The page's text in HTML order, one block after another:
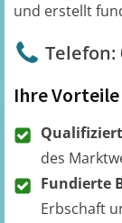
und erstellt
Telefon:
Ihre Vorteile
des
Fundierte
Erbschaft